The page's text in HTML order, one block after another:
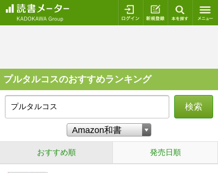
ログイン 新規登録
プルタルコスのおすすめランキング
検索
おすすめ順 発売日順